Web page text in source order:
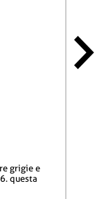
questa